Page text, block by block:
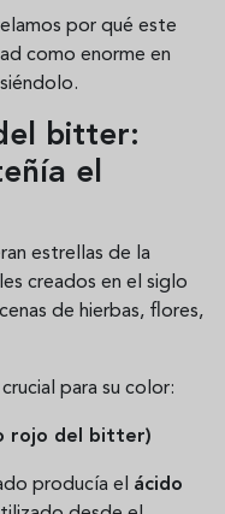
por qué este
como enorme en
bitter:
el
estrellas de la
creados en el siglo
de hierbas, flores,
para su color:
rojo del bitter)
producía el ácido